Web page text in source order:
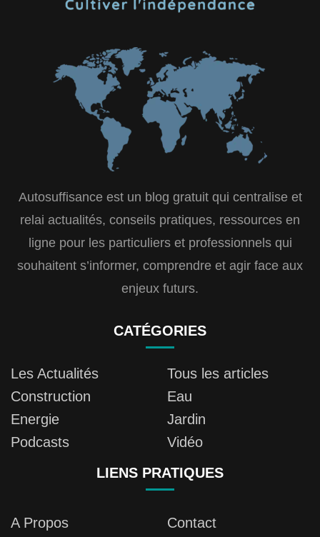
Autosuffisance est un blog gratuit qui centralise et
relai actualités, conseils pratiques, ressources en
ligne pour les particuliers et professionnels qui
souhaitent s’informer, comprendre et agir face aux
enjeux futurs.
CATÉGORIES
Les Actualités
Tous les articles
Construction
Eau
Energie
Jardin
Podcasts
Vidéo
LIENS PRATIQUES
A Propos
Contact